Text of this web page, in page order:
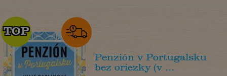
TOP
TOP
Penzión v Portugalsku
bez oriezky (v ...